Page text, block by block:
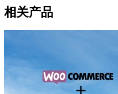
相关产品